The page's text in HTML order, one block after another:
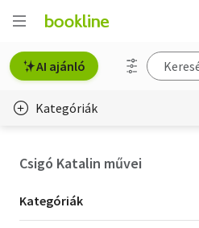
AI ajánló
Kategóriák
Csigó Katalin művei
Kategória
szűrés
Kategóriák